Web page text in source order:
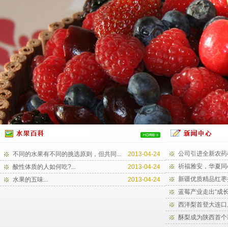
2013-04-24
不同的水果有不同的挑选原则，但共同...
2013-04-24
酸性体质的人如何吃?...
2013-04-24
水果的五味...
公司引进全新农
祈福雅安，华夏
新疆优质精品红
蓝莓产业走出“成
西洋梨首登大连
酥梨成为陕西首